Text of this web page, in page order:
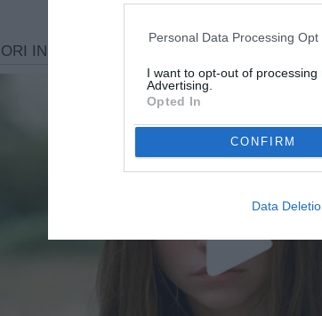
Personal Data Processing Opt
I want to opt-out of
Advertising.
Opted In
CONFIRM
Data